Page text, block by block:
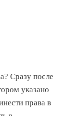
Сразу после
указано
права в